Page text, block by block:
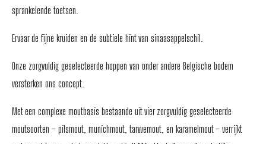
sprankelende toetsen.
Ervaar de fijne kruiden en de subtiele hint van sinaasappelschil.
Onze zorgvuldig geselecteerde hoppen van onder andere Belgische bodem
versterken ons concept.
Met een complexe moutbasis bestaande uit vier zorgvuldig geselecteerde
moutsoorten – pilsmout, munichmout, tarwemout, en karamelmout – verrijkt